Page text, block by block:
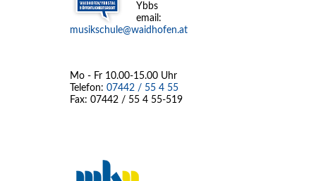
Ybbs
email:
musikschule@waidhofen.at
Mo - Fr 10.00-15.00 Uhr
Telefon: 07442 / 55 4 55
Fax: 07442 / 55 4 55-519